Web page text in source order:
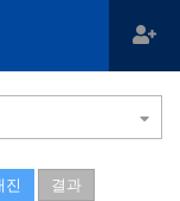
진 결과